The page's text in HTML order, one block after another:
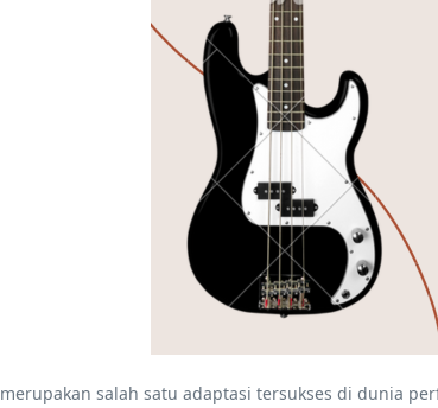
merupakan salah satu adaptasi tersukses di dunia